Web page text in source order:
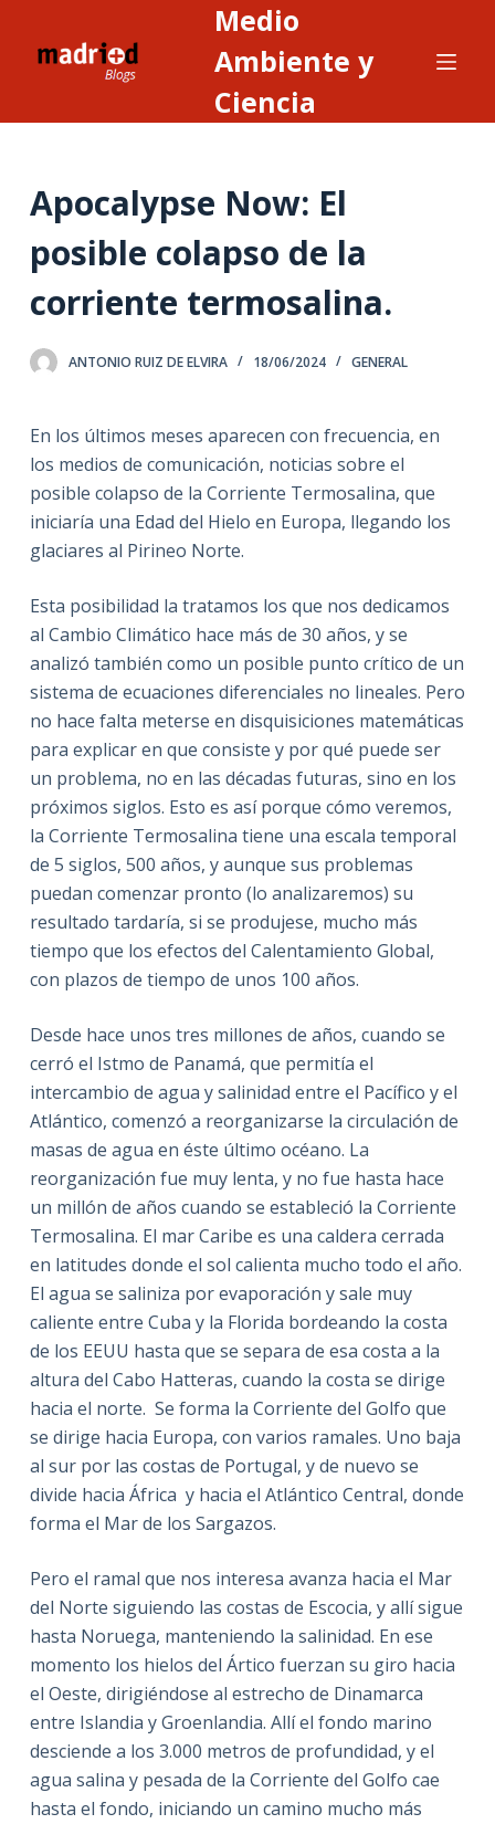
n
e
d
o
Medio
Ambiente y
Ciencia
Apocalypse Now: El
posible colapso de la
corriente termosalina.
ANTONIO RUIZ DE ELVIRA 18/06/2024 GENERAL
En los últimos meses aparecen con frecuencia, en
los medios de comunicación, noticias sobre el
posible colapso de la Corriente Termosalina, que
iniciaría una Edad del Hielo en Europa, llegando los
glaciares al Pirineo Norte.
Esta posibilidad la tratamos los que nos dedicamos
al Cambio Climático hace más de 30 años, y se
analizó también como un posible punto crítico de un
sistema de ecuaciones diferenciales no lineales. Pero
no hace falta meterse en disquisiciones matemáticas
para explicar en que consiste y por qué puede ser
un problema, no en las décadas futuras, sino en los
próximos siglos. Esto es así porque cómo veremos,
la Corriente Termosalina tiene una escala temporal
de 5 siglos, 500 años, y aunque sus problemas
puedan comenzar pronto (lo analizaremos) su
resultado tardaría, si se produjese, mucho más
tiempo que los efectos del Calentamiento Global,
con plazos de tiempo de unos 100 años.
Desde hace unos tres millones de años, cuando se
cerró el Istmo de Panamá, que permitía el
intercambio de agua y salinidad entre el Pacífico y el
Atlántico, comenzó a reorganizarse la circulación de
masas de agua en éste último océano. La
reorganización fue muy lenta, y no fue hasta hace
un millón de años cuando se estableció la Corriente
Termosalina. El mar Caribe es una caldera cerrada
en latitudes donde el sol calienta mucho todo el año.
El agua se saliniza por evaporación y sale muy
caliente entre Cuba y la Florida bordeando la costa
de los EEUU hasta que se separa de esa costa a la
altura del Cabo Hatteras, cuando la costa se dirige
hacia el norte. Se forma la Corriente del Golfo que
se dirige hacia Europa, con varios ramales. Uno baja
al sur por las costas de Portugal, y de nuevo se
divide hacia África y hacia el Atlántico Central, donde
forma el Mar de los Sargazos.
Pero el ramal que nos interesa avanza hacia el Mar
del Norte siguiendo las costas de Escocia, y allí sigue
hasta Noruega, manteniendo la salinidad. En ese
momento los hielos del Ártico fuerzan su giro hacia
el Oeste, dirigiéndose al estrecho de Dinamarca
entre Islandia y Groenlandia. Allí el fondo marino
desciende a los 3.000 metros de profundidad, y el
agua salina y pesada de la Corriente del Golfo cae
hasta el fondo, iniciando un camino mucho más